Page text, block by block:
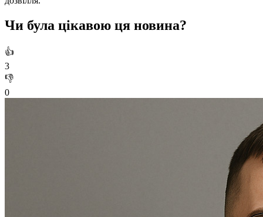
Чи була цікавою ця новина?
👍
3
👎
0